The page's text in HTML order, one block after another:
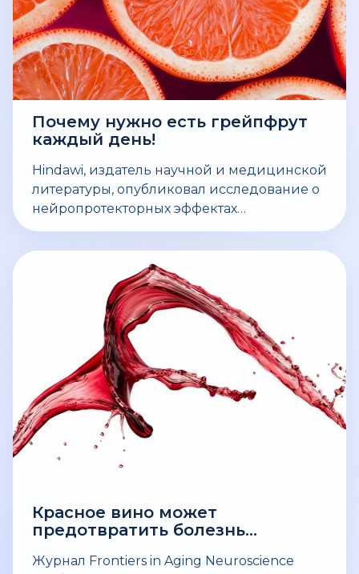
Почему нужно есть грейпфрут
каждый день!
Hindawi, издатель научной и медицинской
литературы, опубликовал исследование о
нейропротекторных эффектах
гесперидина при болезни Паркинсона
(БП).
Красное вино может
предотвратить болезнь
Журнал Frontiers in Aging Neuroscience